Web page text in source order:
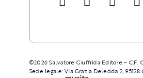
©2026Salvatore Giuffrida Editore – C.F.
Sede legale: Via Grazia Deledda 2, 95128